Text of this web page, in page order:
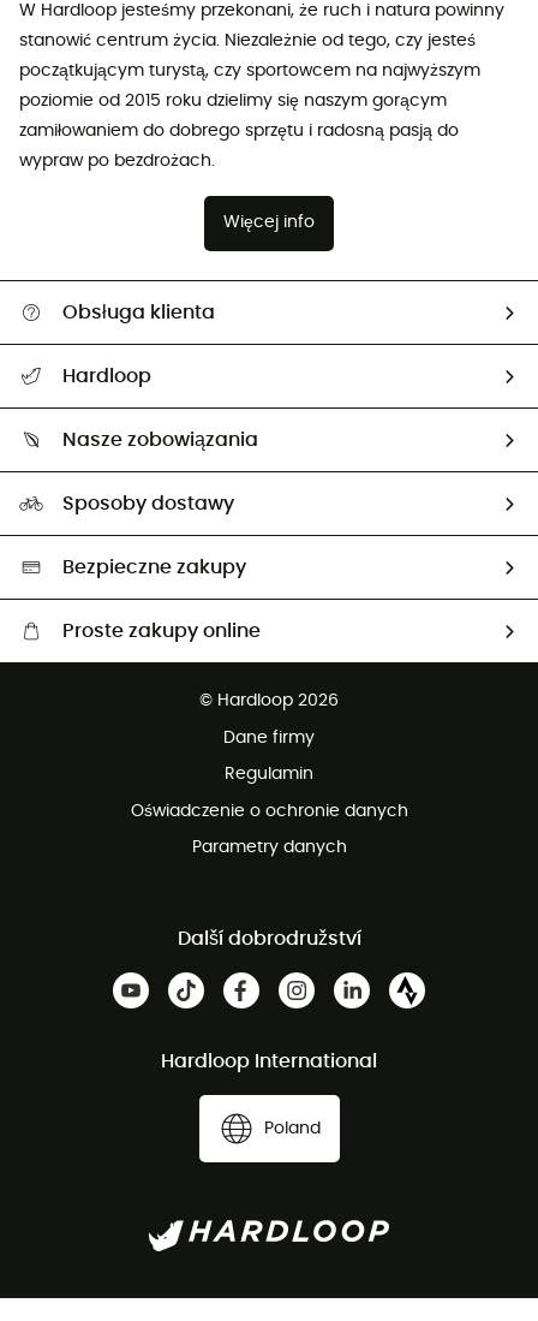
W Hardloop jesteśmy przekonani, że ruch i natura powinny
stanowić centrum życia. Niezależnie od tego, czy jesteś
początkującym turystą, czy sportowcem na najwyższym
poziomie od 2015 roku dzielimy się naszym gorącym
zamiłowaniem do dobrego sprzętu i radosną pasją do
wypraw po bezdrożach.
Więcej info
Obsługa klienta
Śledzenie przesyłki
Zwrot artykułów i zwrot środków
Hardloop
Ambasadorzy
Nasze zobowiązania
Neutralność węglowa
Wybrane produkty eko
Sposoby dostawy
Bezpieczne zakupy
Proste zakupy online
100 dni na bezpłatny zwrot
© Hardloop 2026
Dane firmy
Regulamin
Oświadczenie o ochronie danych
Parametry danych
Další dobrodružství
Hardloop International
Poland